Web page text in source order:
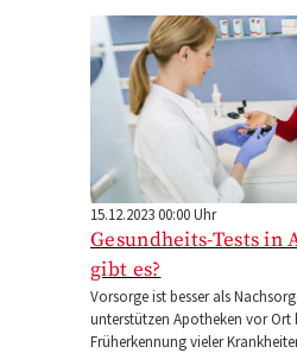
15.12.2023 00:00 Uhr
Gesundheits-Tests in
gibt es?
Vorsorge ist besser als
unterstützen Apotheken vor
Früherkennung vieler